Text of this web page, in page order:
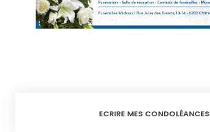
ECRIRE MES CONDOLÉANCES